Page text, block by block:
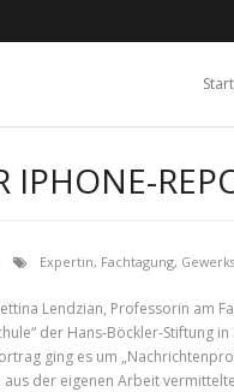
Start
Expertin, Fachtagung,
Lendzian, Professorin am
der Hans-Böckler-Stiftung
ging es um
aus der eigenen Arbeit